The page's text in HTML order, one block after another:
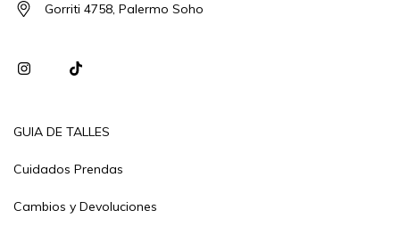
Gorriti 4758, Palermo Soho
GUIA DE TALLES
Cuidados Prendas
Cambios y Devoluciones